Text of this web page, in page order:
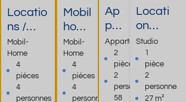
Locatio
ns /
Emplac
ement.
Navett
gratuit
Mobil-
Home
4
pièces
4
personnes
Mobil
hom
es et
empl
ace
ment
s
Mobil-
Home
4
pièces
4
personnes
Ap
par
te
me
nt
T2
pro
Appartement
2
pièces
2
personnes
58
Locati
on
studio
meubl
é 2
étoiles
statio
Studio
1
pièce
2
personnes
27 m²